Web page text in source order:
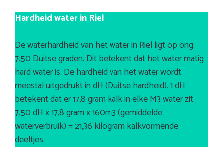
Hardheid water in Riel
De waterhardheid van het water in Riel ligt op ong.
7.50 Duitse graden. Dit betekent dat het water matig
hard water is. De hardheid van het water wordt
meestal uitgedrukt in dH (Duitse hardheid). 1 dH
betekent dat er 17,8 gram kalk in elke M3 water zit.
7.50 dH x 17,8 gram x 160m3 (gemiddelde
waterverbruik) = 21,36 kilogram kalkvormende
deeltjes.